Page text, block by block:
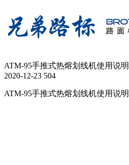
ATM-95手推式热熔划线机使用说明
2020-12-23 504
ATM-95手推式热熔划线机使用说明